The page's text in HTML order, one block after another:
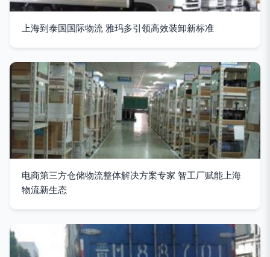
上海到泰国国际物流 雅玛多引领高效装卸新标准
电商第三方仓储物流整体解决方案专家 智工厂赋能上海
物流新生态